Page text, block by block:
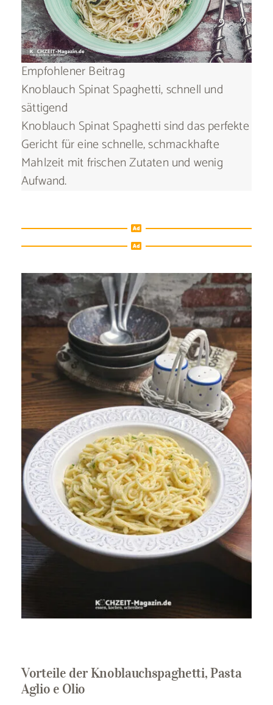
Empfohlener Beitrag
Knoblauch Spinat Spaghetti, schnell und
sättigend
Knoblauch Spinat Spaghetti sind das perfekte
Gericht für eine schnelle, schmackhafte
Mahlzeit mit frischen Zutaten und wenig
Aufwand.
Vorteile der Knoblauchspaghetti, Pasta
Aglio e Olio